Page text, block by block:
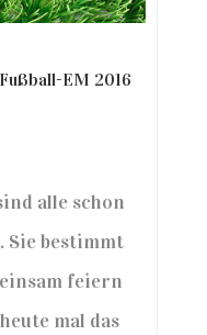
EM 2016
alle schon
Sie bestimmt
feiern
mal das